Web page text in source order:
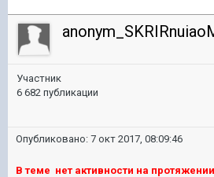
Участник
6 682 публикации
Опубликовано: 7 окт 2017, 08:09:46
В теме нет активности на